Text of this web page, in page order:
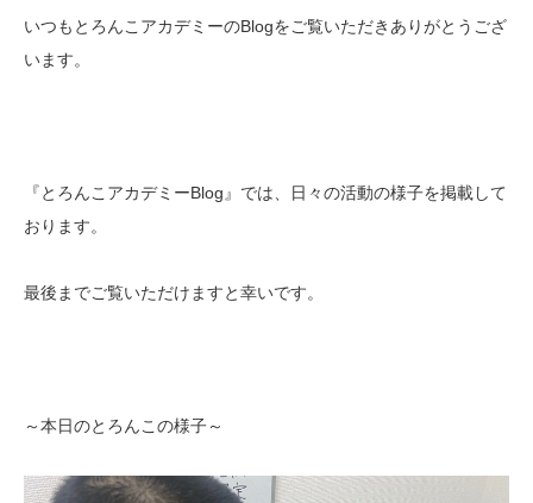
いつもとろんこアカデミーのBlogをご覧いただきありがとうござ
います。
『とろんこアカデミーBlog』では、日々の活動の様子を掲載して
おります。
最後までご覧いただけますと幸いです。
～本日のとろんこの様子～